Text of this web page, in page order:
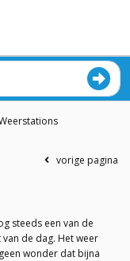
vorige pagina
steeds een van de
de dag. Het weer
wonder dat bijna